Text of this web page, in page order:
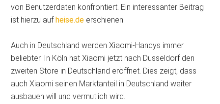
von Benutzerdaten konfrontiert. Ein interessanter Beitrag
ist hierzu auf heise.de erschienen.
Auch in Deutschland werden Xiaomi-Handys immer
beliebter. In Köln hat Xiaomi jetzt nach Düsseldorf den
zweiten Store in Deutschland eröffnet. Dies zeigt, dass
auch Xiaomi seinen Marktanteil in Deutschland weiter
ausbauen will und vermutlich wird.